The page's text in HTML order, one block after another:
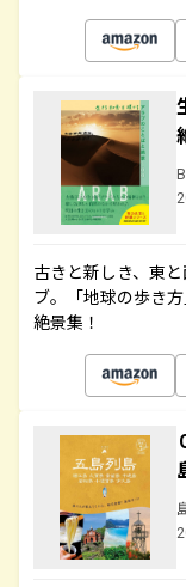
古きと新しき、東
ブ。「地球の歩き
絶景集！